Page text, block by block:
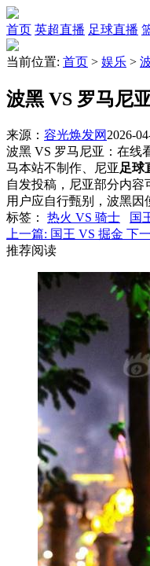
首页 英超直播 足球直播
当前位置: 首页 > 娱乐 >
波黑 VS 罗马尼
来源： 容光焕发网 2026-
波黑 VS 罗马尼亚：在线
马本站不制作、尼亚 足球
自发投稿，尼亚部分内
用户应自行甄别，波黑
标签 ： 热火 VS 骑士 国
上一篇: 国王 VS 掘金 下
推荐阅读